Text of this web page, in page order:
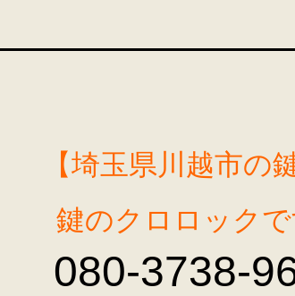
【埼玉県川越市の
鍵のクロロックで
080-3738-